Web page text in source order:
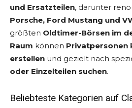
und Ersatzteilen, darunter
Porsche, Ford Mustang und
größten Oldtimer-Börsen im
Raum können Privatpersonen
erstellen und gezielt nach
oder Einzelteilen suchen.
Beliebteste Kategorien auf